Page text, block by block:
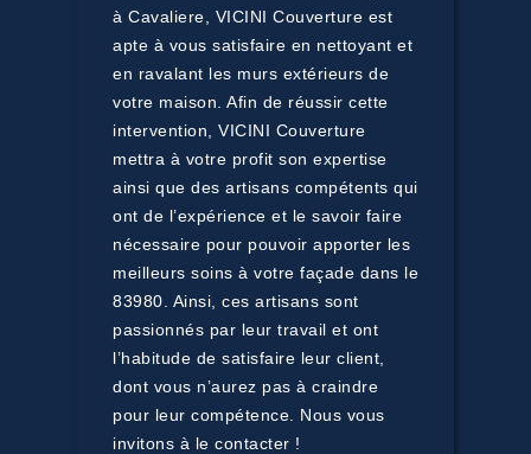
à Cavaliere, VICINI Couverture est
apte à vous satisfaire en nettoyant et
en ravalant les murs extérieurs de
votre maison. Afin de réussir cette
intervention, VICINI Couverture
mettra à votre profit son expertise
ainsi que des artisans compétents qui
ont de l’expérience et le savoir faire
nécessaire pour pouvoir apporter les
meilleurs soins à votre façade dans le
83980. Ainsi, ces artisans sont
passionnés par leur travail et ont
l’habitude de satisfaire leur client,
dont vous n’aurez pas à craindre
pour leur compétence. Nous vous
invitons à le contacter !